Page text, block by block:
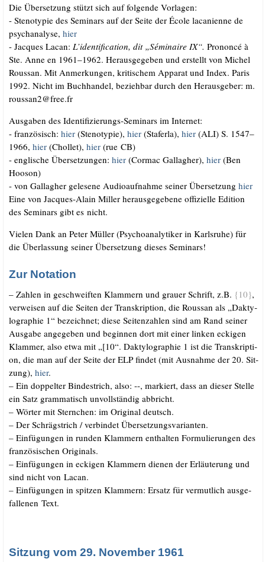
Die Über­set­zung stützt sich auf fol­gen­de Vorlagen:
- Ste­no­ty­pie des Semi­nars auf der Sei­te der Éco­le laca­ni­en­ne de
psy­ch­ana­ly­se, hier
- Jac­ques Lacan: L’identification, dit „Sémi­n­aire IX“. Pro­non­cé à
Ste. Anne en 1961–1962. Her­aus­ge­ge­ben und erstellt von Michel
Rous­san. Mit Anmer­kun­gen, kri­ti­schem Appa­rat und Index. Paris
1992. Nicht im Buch­han­del, bezieh­bar durch den Her­aus­ge­ber: m.​
roussan2@​free.​fr
Aus­ga­ben des Iden­ti­fi­zie­rungs-Semi­nars im Internet:
- fran­zö­sisch: hier(Ste­no­ty­pie), hier(Sta­fer­la), hier (ALI) S. 1547–
1966, hier(Chol­let), hier(rue CB)
- eng­li­sche Über­set­zun­gen: hier(Cor­mac Gal­lag­her), hier(Ben
Hooson)
- von Gal­lag­her gele­se­ne Audio­auf­nah­me sei­ner Über­set­zung hier
Eine von Jac­ques-Alain Mil­ler her­aus­ge­ge­be­ne offi­zi­el­le Edi­ti­on
des Semi­nars gibt es nicht.
Vie­len Dank an Peter Mül­ler (Psy­cho­ana­ly­ti­ker in Karls­ru­he) für
die Über­las­sung sei­ner Über­set­zung die­ses Seminars!
Zur Notation
– Zah­len in geschweif­ten Klam­mern und grau­er Schrift, z.B. {10},
ver­wei­sen auf die Sei­ten der Tran­skrip­ti­on, die Rous­san als „Dak­ty­
lo­gra­phie 1“ bezeich­net; die­se Sei­ten­zah­len sind am Rand sei­ner
Aus­ga­be ange­ge­ben und begin­nen dort mit einer lin­ken ecki­gen
Klam­mer, also etwa mit „[10“. Dak­ty­lo­gra­phie 1 ist die Tran­skrip­ti­
on, die man auf der Sei­te der ELP fin­det (mit Aus­nah­me der 20. Sit­
zung), hier.
– Ein dop­pel­ter Bin­de­strich, also: --, mar­kiert, dass an die­ser Stel­le
ein Satz gram­ma­tisch unvoll­stän­dig abbricht.
– Wör­ter mit Stern­chen: im Ori­gi­nal deutsch.
– Der Schräg­strich /​ ver­bin­det Übersetzungsvarianten.
– Ein­fü­gun­gen in run­den Klam­mern ent­hal­ten For­mu­lie­run­gen des
fran­zö­si­schen Originals.
– Ein­fü­gun­gen in ecki­gen Klam­mern die­nen der Erläu­te­rung und
sind nicht von Lacan.
– Ein­fü­gun­gen in spit­zen Klam­mern: Ersatz für ver­mut­lich aus­ge­
fal­le­nen Text.
Sitzung vom 29. November 1961